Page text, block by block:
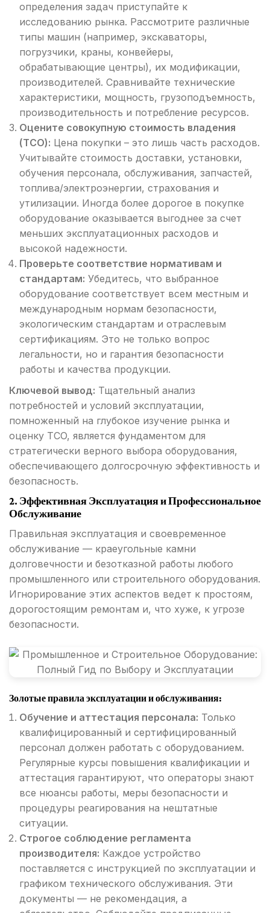
определения задач приступайте к
исследованию рынка. Рассмотрите различные
типы машин (например, экскаваторы,
погрузчики, краны, конвейеры,
обрабатывающие центры), их модификации,
производителей. Сравнивайте технические
характеристики, мощность, грузоподъемность,
производительность и потребление ресурсов.
Оцените совокупную стоимость владения
(TCO): Цена покупки – это лишь часть расходов.
Учитывайте стоимость доставки, установки,
обучения персонала, обслуживания, запчастей,
топлива/электроэнергии, страхования и
утилизации. Иногда более дорогое в покупке
оборудование оказывается выгоднее за счет
меньших эксплуатационных расходов и
высокой надежности.
Проверьте соответствие нормативам и
стандартам: Убедитесь, что выбранное
оборудование соответствует всем местным и
международным нормам безопасности,
экологическим стандартам и отраслевым
сертификациям. Это не только вопрос
легальности, но и гарантия безопасности
работы и качества продукции.
Ключевой вывод: Тщательный анализ
потребностей и условий эксплуатации,
помноженный на глубокое изучение рынка и
оценку TCO, является фундаментом для
стратегически верного выбора оборудования,
обеспечивающего долгосрочную эффективность и
безопасность.
2. Эффективная Эксплуатация и Профессиональное
Обслуживание
Правильная эксплуатация и своевременное
обслуживание — краеугольные камни
долговечности и безотказной работы любого
промышленного или строительного оборудования.
Игнорирование этих аспектов ведет к простоям,
дорогостоящим ремонтам и, что хуже, к угрозе
безопасности.
Золотые правила эксплуатации и обслуживания:
Обучение и аттестация персонала: Только
квалифицированный и сертифицированный
персонал должен работать с оборудованием.
Регулярные курсы повышения квалификации и
аттестация гарантируют, что операторы знают
все нюансы работы, меры безопасности и
процедуры реагирования на нештатные
ситуации.
Строгое соблюдение регламента
производителя: Каждое устройство
поставляется с инструкцией по эксплуатации и
графиком технического обслуживания. Эти
документы — не рекомендация, а